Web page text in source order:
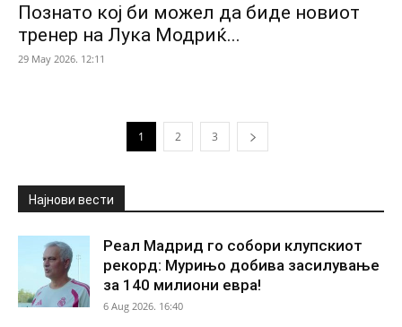
Познато кој би можел да биде новиот
тренер на Лука Модриќ...
29 May 2026. 12:11
1 2 3
Најнови вести
Реал Мадрид го собори клупскиот
рекорд: Мурињо добива засилување
за 140 милиони евра!
6 Aug 2026. 16:40